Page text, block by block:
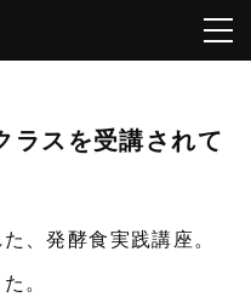
ラスを受講されて
、発酵食実践講座。
。